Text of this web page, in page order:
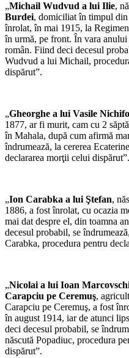
„Michail Wudvud a lui Ilie,
Burdei, domiciliat în timpul din
înrolat, în mai 1915, la
în urmă, pe front. În vara
român. Fiind deci decesul
Wudvud a lui Michail,
dispărut”.
„Gheorghe a lui Vasile
1877, ar fi murit, cam cu 2
în Mahala, după cum afirmă
îndrumează, la cererea
declararea morţii celui dispărut”.
„Ion Carabka a lui Ştefan,
1886, a fost înrolat, cu ocazia
mai dat despre el, din toamna
decesul probabil, se
Carabka, procedura pentru
„Nicolai a lui Ioan
Carapciu pe Ceremuş,
Carapciu pe Ceremuş, a fost
în august 1914, iar de atunci
deci decesul probabil, se
născută Popadiuc, procedura
dispărut”.